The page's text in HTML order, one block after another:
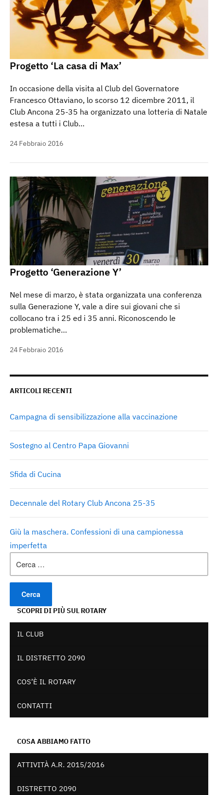
Progetto ‘La casa di Max’
In occasione della visita al Club del Governatore
Francesco Ottaviano, lo scorso 12 dicembre 2011, il
Club Ancona 25-35 ha organizzato una lotteria di Natale
estesa a tutti i Club…
24 Febbraio 2016
Progetto ‘Generazione Y’
Nel mese di marzo, è stata organizzata una conferenza
sulla Generazione Y, vale a dire sui giovani che si
collocano tra i 25 ed i 35 anni. Riconoscendo le
problematiche…
24 Febbraio 2016
ARTICOLI RECENTI
Campagna di sensibilizzazione alla vaccinazione
Sostegno al Centro Papa Giovanni
Sfida di Cucina
Decennale del Rotary Club Ancona 25-35
Giù la maschera. Confessioni di una campionessa
imperfetta
per:
SCOPRI DI PIÙ SUL ROTARY
IL CLUB
IL DISTRETTO 2090
COS’È IL ROTARY
CONTATTI
COSA ABBIAMO FATTO
ATTIVITÀ A.R. 2015/2016
DISTRETTO 2090